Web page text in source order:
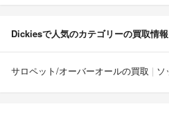
Dickiesで人気のカテゴリーの買取情報
サロペット/オーバーオールの買取 ソ